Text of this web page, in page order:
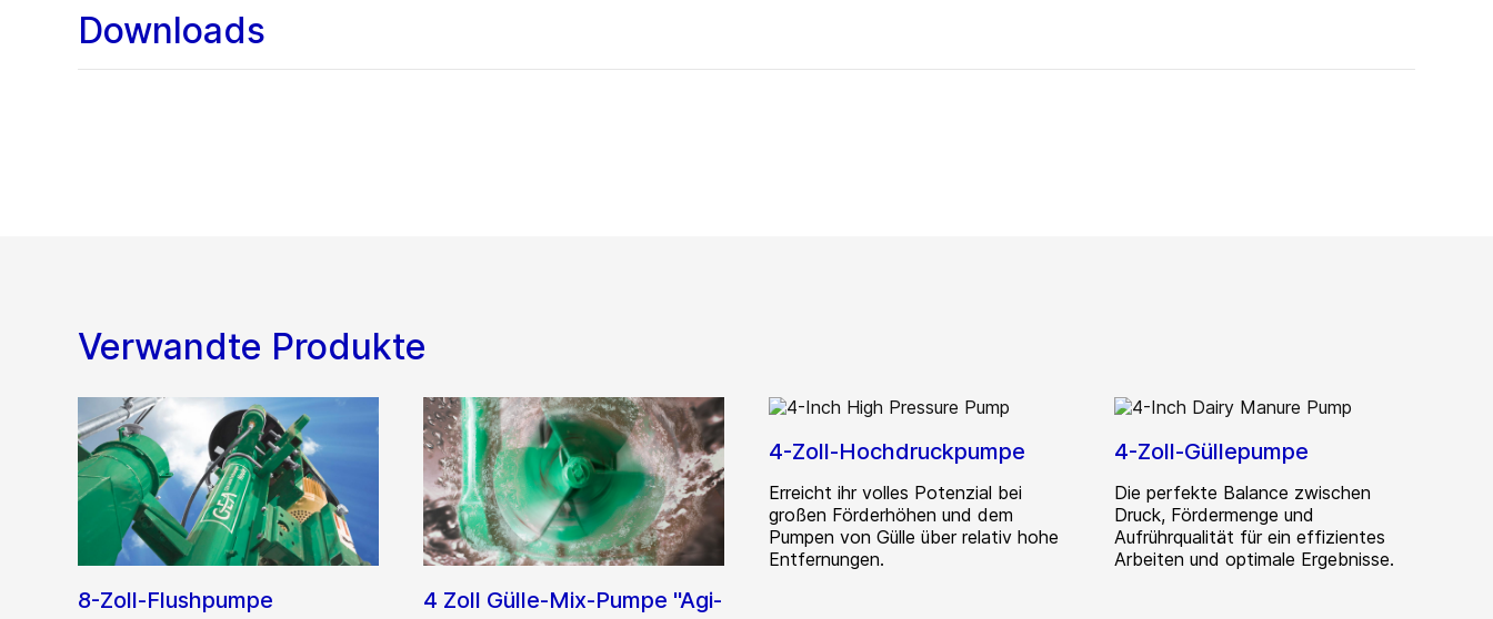
Downloads
Verwandte Produkte
8-Zoll-Flushpumpe
4 Zoll Gülle-Mix-Pumpe "Agi-
4-Zoll-Hochdruckpumpe
Erreicht ihr volles Potenzial bei
großen Förderhöhen und dem
Pumpen von Gülle über relativ hohe
Entfernungen.
4-Zoll-Güllepumpe
Die perfekte Balance zwischen
Druck, Fördermenge und
Aufrührqualität für ein effizientes
Arbeiten und optimale Ergebnisse.